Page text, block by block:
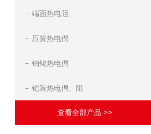
端面热电阻
压簧热电偶
铂铑热电偶
铠装热电偶、阻
查看全部产品 >>